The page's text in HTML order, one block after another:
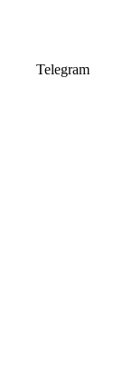
Telegram